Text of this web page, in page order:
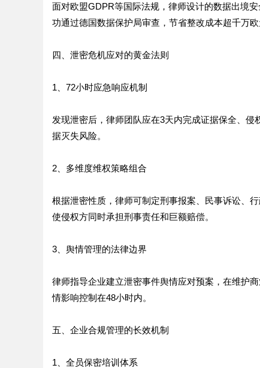
面对欧盟GDPR等国际法规，律师设计的数据出境
功通过德国数据保护局审查，节省整改成本超千万欧
四、泄密危机应对的黄金法则
1、72小时应急响应机制
发现泄密后，律师团队应在3天内完成证据保全、
据灭失风险。
2、多维度维权策略组合
根据泄密性质，律师可制定刑事报案、民事诉讼、
使侵权方同时承担刑事责任和巨额赔偿。
3、舆情管理的法律边界
律师指导企业建立泄密事件舆情应对预案，在维护
情影响控制在48小时内。
五、企业合规管理的长效机制
1、全员保密培训体系